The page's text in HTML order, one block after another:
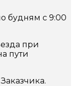
будням с 9:00
при
пути